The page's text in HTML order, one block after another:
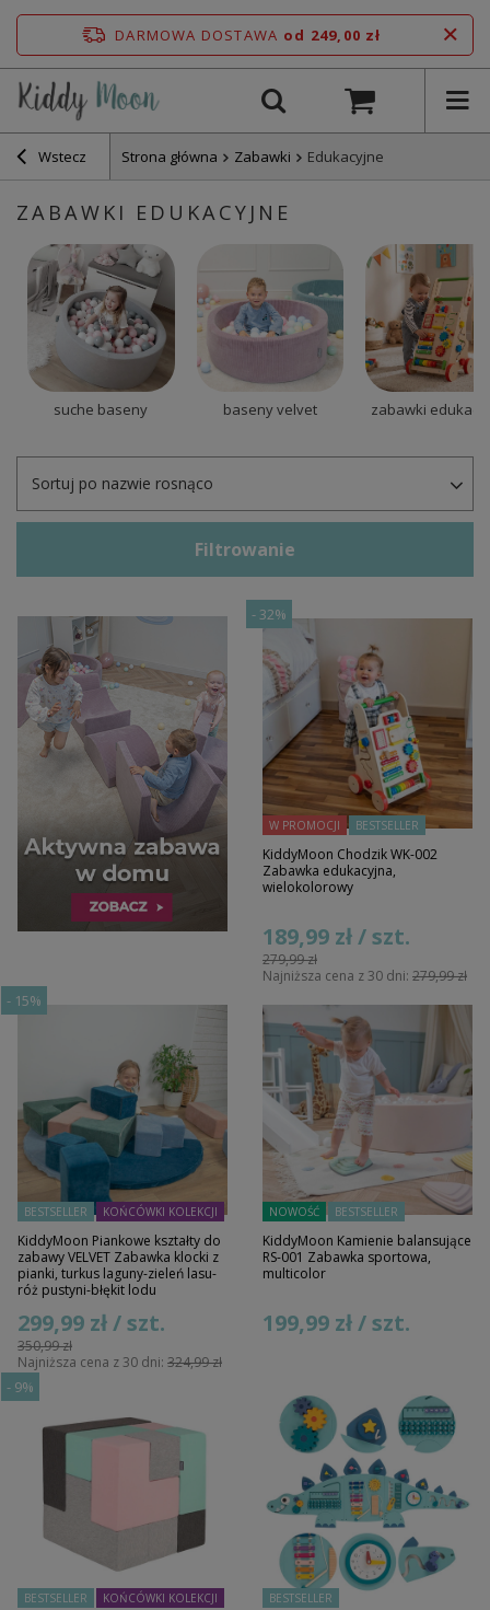
DARMOWA DOSTAWA od 249,00 zł
Wstecz Strona główna Zabawki Edukacyjne
ZABAWKI EDUKACYJNE
suche baseny baseny velvet zabawki
Sortuj po nazwie rosnąco
Filtrowanie
- 32%
W PROMOCJI BESTSELLER
KiddyMoon Chodzik WK-002
Zabawka edukacyjna,
wielokolorowy
279,99 zł
189,99 zł / szt.
Najniższa cena z 30 dni: 279,99 zł
- 15%
BESTSELLER KOŃCÓWKI KOLEKCJI
KiddyMoon Piankowe kształty do
zabawy VELVET Zabawka klocki z
pianki, turkus laguny-zieleń lasu-
róż pustyni-błękit lodu
350,99 zł
299,99 zł / szt.
Najniższa cena z 30 dni: 324,99 zł
NOWOŚĆ BESTSELLER
KiddyMoon Kamienie balansujące
RS-001 Zabawka sportowa,
multicolor
199,99 zł / szt.
- 9%
BESTSELLER KOŃCÓWKI KOLEKCJI BESTSELLER